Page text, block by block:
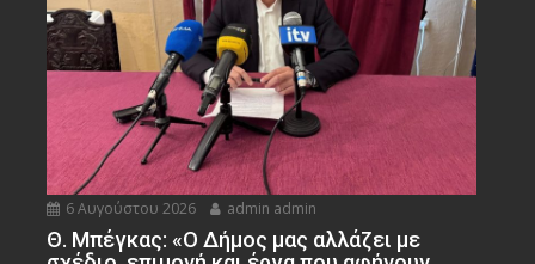
6 Αυγούστου 2026 admin admin
Θ. Μπέγκας: «Ο Δήμος μας αλλάζει με